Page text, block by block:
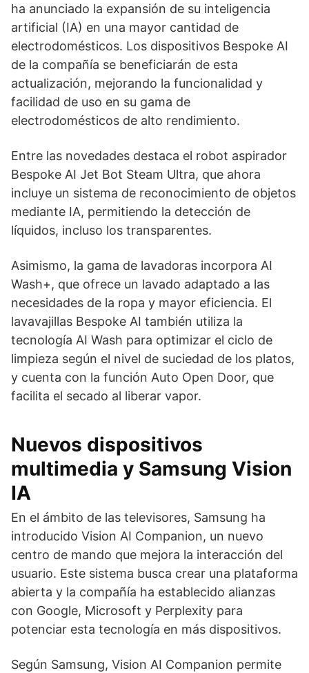
ha anunciado la expansión de su inteligencia
artificial (IA) en una mayor cantidad de
electrodomésticos. Los dispositivos Bespoke AI
de la compañía se beneficiarán de esta
actualización, mejorando la funcionalidad y
facilidad de uso en su gama de
electrodomésticos de alto rendimiento.
Entre las novedades destaca el robot aspirador
Bespoke AI Jet Bot Steam Ultra, que ahora
incluye un sistema de reconocimiento de objetos
mediante IA, permitiendo la detección de
líquidos, incluso los transparentes.
Asimismo, la gama de lavadoras incorpora AI
Wash+, que ofrece un lavado adaptado a las
necesidades de la ropa y mayor eficiencia. El
lavavajillas Bespoke AI también utiliza la
tecnología AI Wash para optimizar el ciclo de
limpieza según el nivel de suciedad de los platos,
y cuenta con la función Auto Open Door, que
facilita el secado al liberar vapor.
Nuevos dispositivos
multimedia y Samsung Vision
IA
En el ámbito de las televisores, Samsung ha
introducido Vision AI Companion, un nuevo
centro de mando que mejora la interacción del
usuario. Este sistema busca crear una plataforma
abierta y la compañía ha establecido alianzas
con Google, Microsoft y Perplexity para
potenciar esta tecnología en más dispositivos.
Según Samsung, Vision AI Companion permite